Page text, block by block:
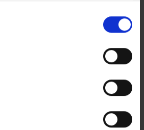
up-to-date on the latest!
arbejder på? Tilmeld dig
holde dig opdateret!
SmartLearning